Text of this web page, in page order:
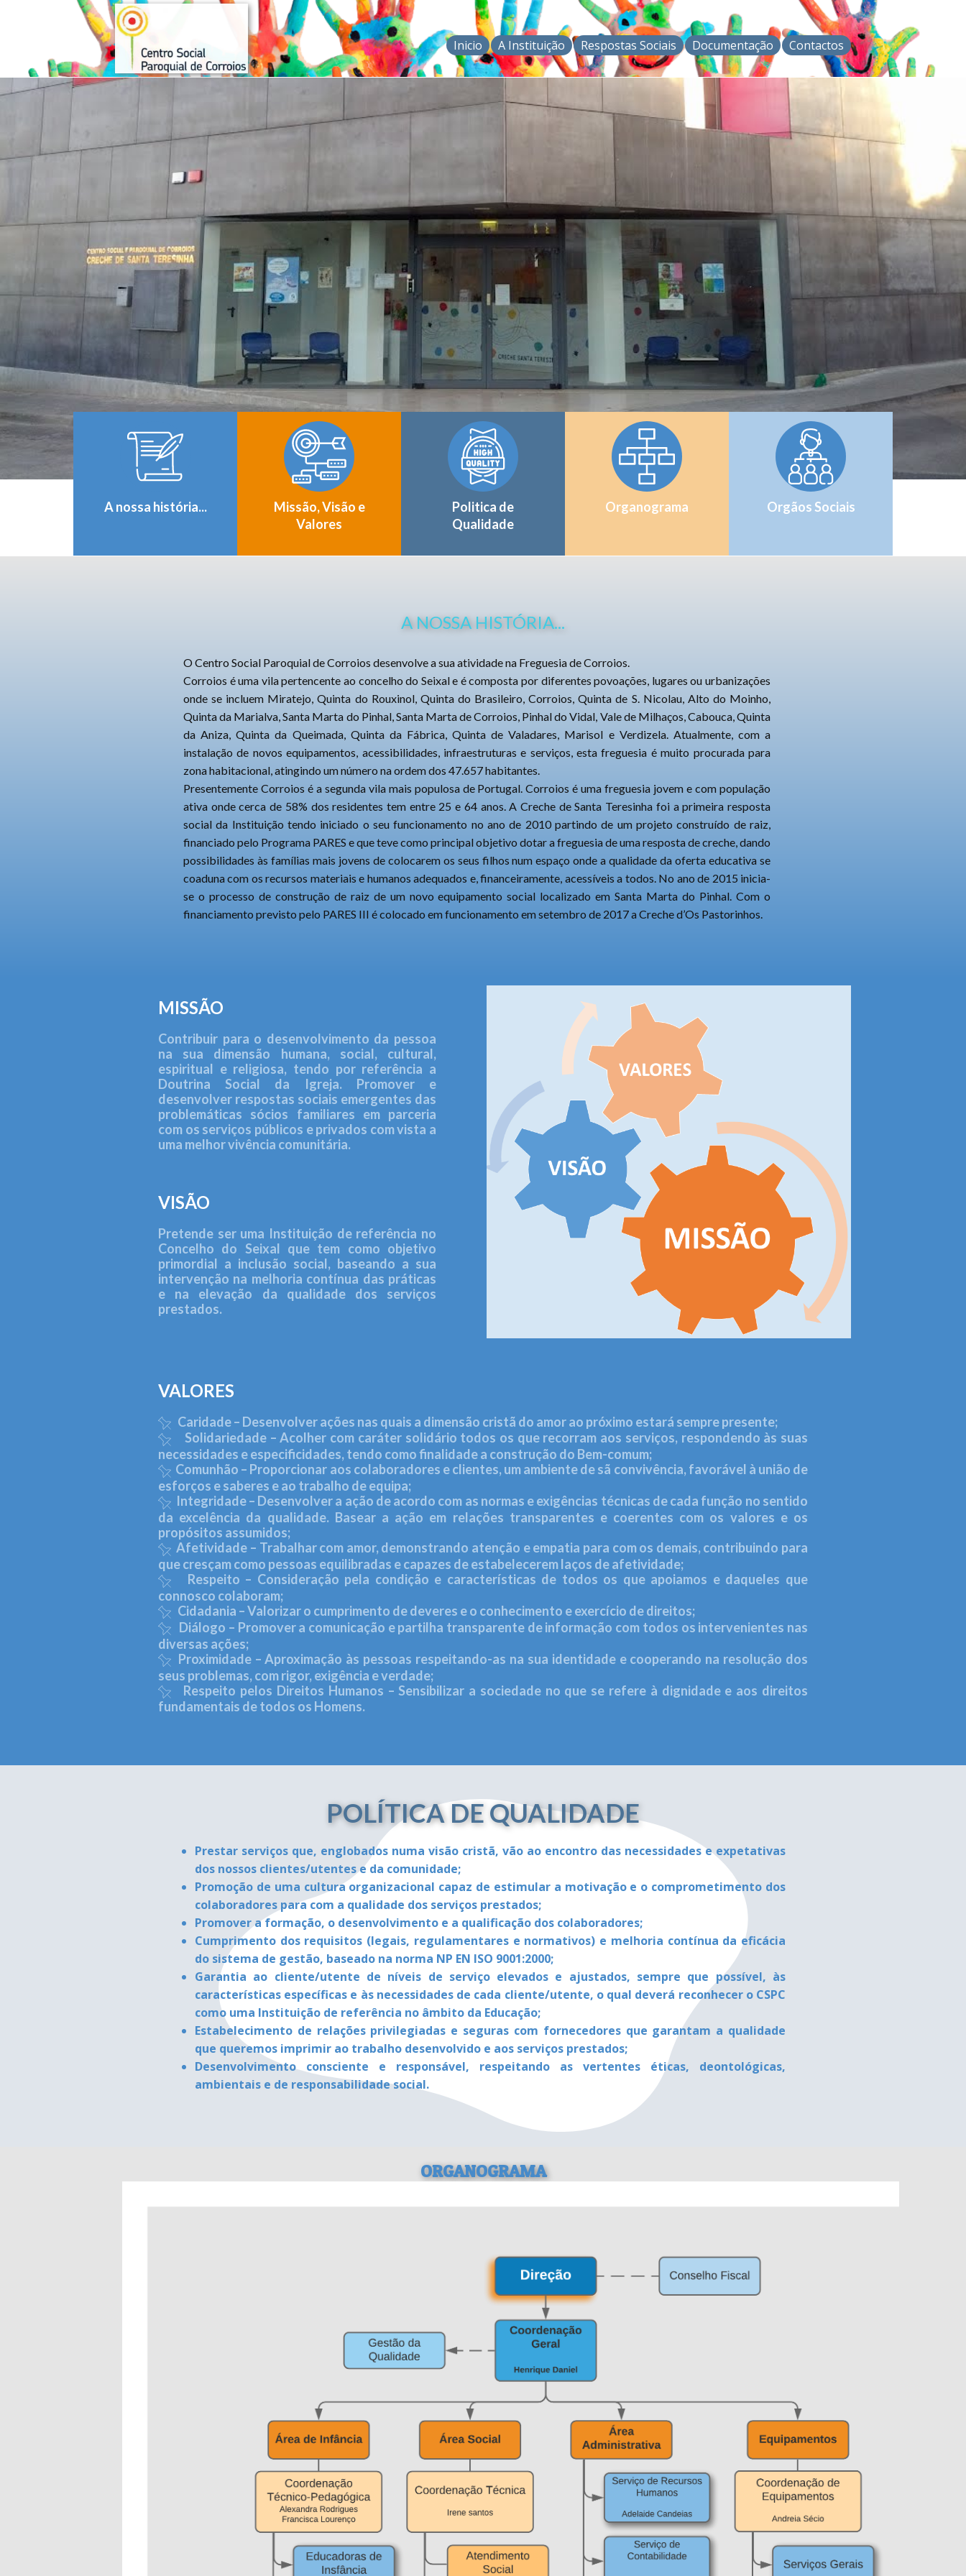
Inicio A Instituição Respostas Sociais Documentação Contactos
A nossa história...
Missão, Visão e
Valores
Politica de
Qualidade
Organograma Orgãos Sociais
A NOSSA HISTÓRIA...
O Centro Social Paroquial de Corroios desenvolve a sua atividade na Freguesia de Corroios.
Corroios é uma vila pertencente ao concelho do Seixal e é composta por diferentes povoações, lugares ou urbanizações
onde se incluem Miratejo, Quinta do Rouxinol, Quinta do Brasileiro, Corroios, Quinta de S. Nicolau, Alto do Moinho,
Quinta da Marialva, Santa Marta do Pinhal, Santa Marta de Corroios, Pinhal do Vidal, Vale de Milhaços, Cabouca, Quinta
da Aniza, Quinta da Queimada, Quinta da Fábrica, Quinta de Valadares, Marisol e Verdizela. Atualmente, com a
instalação de novos equipamentos, acessibilidades, infraestruturas e serviços, esta freguesia é muito procurada para
zona habitacional, atingindo um número na ordem dos 47.657 habitantes.
Presentemente Corroios é a segunda vila mais populosa de Portugal. Corroios é uma freguesia jovem e com população
ativa onde cerca de 58% dos residentes tem entre 25 e 64 anos. A Creche de Santa Teresinha foi a primeira resposta
social da Instituição tendo iniciado o seu funcionamento no ano de 2010 partindo de um projeto construído de raiz,
financiado pelo Programa PARES e que teve como principal objetivo dotar a freguesia de uma resposta de creche, dando
possibilidades às famílias mais jovens de colocarem os seus filhos num espaço onde a qualidade da oferta educativa se
coaduna com os recursos materiais e humanos adequados e, financeiramente, acessíveis a todos. No ano de 2015 inicia-
se o processo de construção de raiz de um novo equipamento social localizado em Santa Marta do Pinhal. Com o
financiamento previsto pelo PARES III é colocado em funcionamento em setembro de 2017 a Creche d’Os Pastorinhos.
MISSÃO
Contribuir para o desenvolvimento da pessoa
na sua dimensão humana, social, cultural,
espiritual e religiosa, tendo por referência a
Doutrina Social da Igreja. Promover e
desenvolver respostas sociais emergentes das
problemáticas sócios familiares em parceria
com os serviços públicos e privados com vista a
uma melhor vivência comunitária.
VISÃO
Pretende ser uma Instituição de referência no
Concelho do Seixal que tem como objetivo
primordial a inclusão social, baseando a sua
intervenção na melhoria contínua das práticas
e na elevação da qualidade dos serviços
prestados.
VALORES
Caridade – Desenvolver ações nas quais a dimensão cristã do amor ao próximo estará sempre presente;
Solidariedade – Acolher com caráter solidário todos os que recorram aos serviços, respondendo às suas
necessidades e especificidades, tendo como finalidade a construção do Bem-comum;
Comunhão – Proporcionar aos colaboradores e clientes, um ambiente de sã convivência, favorável à união de
esforços e saberes e ao trabalho de equipa;
Integridade – Desenvolver a ação de acordo com as normas e exigências técnicas de cada função no sentido
da excelência da qualidade. Basear a ação em relações transparentes e coerentes com os valores e os
propósitos assumidos;
Afetividade – Trabalhar com amor, demonstrando atenção e empatia para com os demais, contribuindo para
que cresçam como pessoas equilibradas e capazes de estabelecerem laços de afetividade;
Respeito – Consideração pela condição e características de todos os que apoiamos e daqueles que
connosco colaboram;
Cidadania – Valorizar o cumprimento de deveres e o conhecimento e exercício de direitos;
Diálogo – Promover a comunicação e partilha transparente de informação com todos os intervenientes nas
diversas ações;
Proximidade – Aproximação às pessoas respeitando-as na sua identidade e cooperando na resolução dos
seus problemas, com rigor, exigência e verdade;
Respeito pelos Direitos Humanos – Sensibilizar a sociedade no que se refere à dignidade e aos direitos
fundamentais de todos os Homens.
POLÍTICA DE QUALIDADE
Prestar serviços que, englobados numa visão cristã, vão ao encontro das necessidades e expetativas
dos nossos clientes/utentes e da comunidade;
Promoção de uma cultura organizacional capaz de estimular a motivação e o comprometimento dos
colaboradores para com a qualidade dos serviços prestados;
Promover a formação, o desenvolvimento e a qualificação dos colaboradores;
Cumprimento dos requisitos (legais, regulamentares e normativos) e melhoria contínua da eficácia
do sistema de gestão, baseado na norma NP EN ISO 9001:2000;
Garantia ao cliente/utente de níveis de serviço elevados e ajustados, sempre que possível, às
características específicas e às necessidades de cada cliente/utente, o qual deverá reconhecer o CSPC
como uma Instituição de referência no âmbito da Educação;
Estabelecimento de relações privilegiadas e seguras com fornecedores que garantam a qualidade
que queremos imprimir ao trabalho desenvolvido e aos serviços prestados;
Desenvolvimento consciente e responsável, respeitando as vertentes éticas, deontológicas,
ambientais e de responsabilidade social.
ORGANOGRAMA